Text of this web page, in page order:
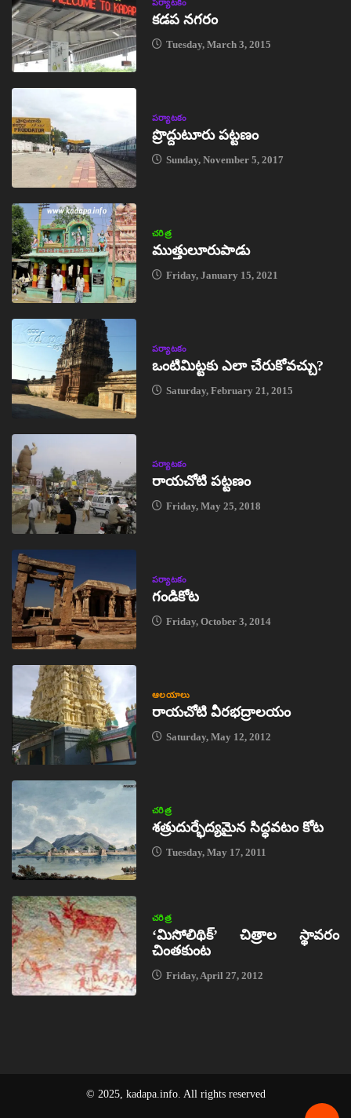
పర్యాటకం
కడప నగరం
Tuesday, March 3, 2015
పర్యాటకం
ప్రొద్దుటూరు పట్టణం
Sunday, November 5, 2017
చరిత్ర
ముత్తులూరుపాడు
Friday, January 15, 2021
పర్యాటకం
ఒంటిమిట్టకు ఎలా చేరుకోవచ్చు?
Saturday, February 21, 2015
పర్యాటకం
రాయచోటి పట్టణం
Friday, May 25, 2018
పర్యాటకం
గండికోట
Friday, October 3, 2014
ఆలయాలు
రాయచోటి వీరభద్రాలయం
Saturday, May 12, 2012
చరిత్ర
శత్రుదుర్భేద్యమైన సిద్ధవటం కోట
Tuesday, May 17, 2011
చరిత్ర
‘మిసోలిథిక్‌’ చిత్రాల స్థావరం
చింతకుంట
Friday, April 27, 2012
© 2025, kadapa.info. All rights reserved